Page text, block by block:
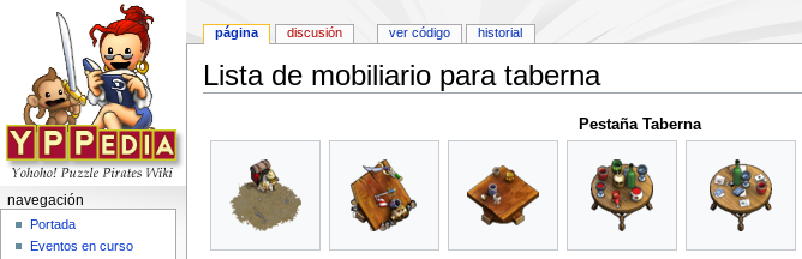
Lista de mobiliario para taberna
Pestaña Taberna
página discusión ver código historial
navegación
Portada
Eventos en curso